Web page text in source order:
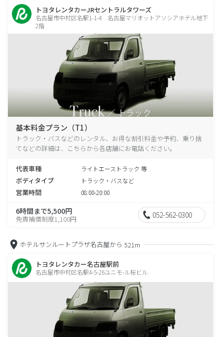
トヨタレンタカーJRセントラルタワーズ
名古屋市中村区名駅1-1-4 名古屋マリオットアソシアホテル地下
2階
基本料金プラン（T1）
トラック・バスなどのレンタル、お得な割引料金や予約、乗り捨
てなどの詳細は、こちらから各店舗にお電話ください。
代表車種 ライトエーストラック 等
ボディタイプ トラック・バスなど
営業時間 08:00-20:00
6時間まで5,500円
免責補償制度1,100円 052-562-0300
ホテルサンルートプラザ名古屋から 521m
トヨタレンタカー名古屋駅前
名古屋市中村区名駅4-5-26ユニモ-ル桜ビル